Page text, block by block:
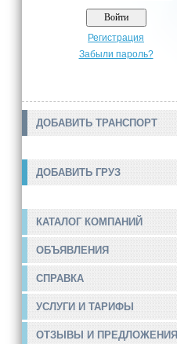
Регистрация
Забыли пароль?
ДОБАВИТЬ ТРАНСПОРТ
ДОБАВИТЬ ГРУЗ
КАТАЛОГ КОМПАНИЙ
ОБЪЯВЛЕНИЯ
СПРАВКА
УСЛУГИ И ТАРИФЫ
ОТЗЫВЫ И ПРЕДЛОЖЕНИЯ